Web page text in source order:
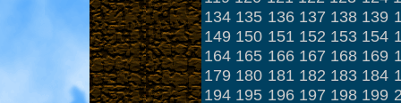
134 135 136 137 138 139
149 150 151 152 153 154
164 165 166 167 168 169
179 180 181 182 183 184
194 195 196 197 198 199